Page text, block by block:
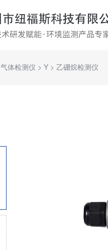
气体检测仪 > Y > 乙硼烷检测仪